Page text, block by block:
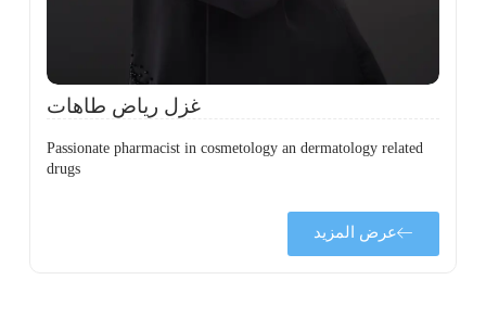
غزل رياض طاهات
Passionate pharmacist in cosmetology an dermatology related
drugs
عرض المزيد